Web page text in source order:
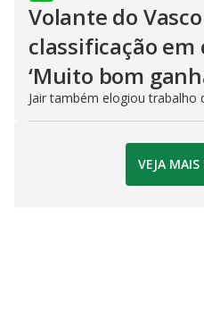
Volante do
classificação em
‘Muito bom
Jair também elogiou trabalho
VEJA